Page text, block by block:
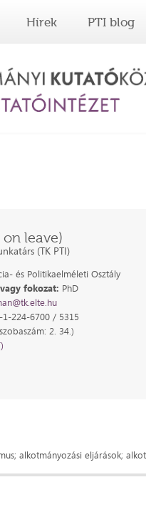
Hírek PTI blog
leave)
(TK PTI)
és Politikaelméleti Osztály
fokozat: PhD
1-224-6700 / 5315
2. 34.)
alkotmányozási eljárások;